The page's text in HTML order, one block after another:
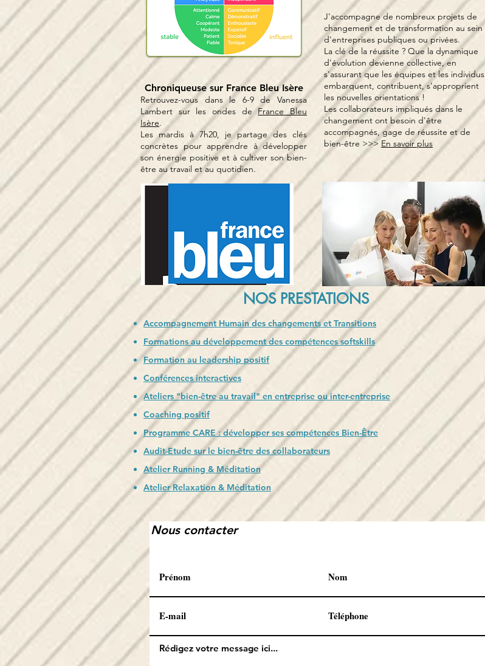
Chroniqueuse sur France Bleu Isère
Retrouvez-vous dans le 6-9 de Vanessa
Lambert sur les ondes deFrance Bleu
Isère.
Les mardis à 7h20, je partage des clés
concrètes pour apprendre à développer
son énergie positive et à cultiver son bien-
être au travail et au quotidien.
J'accompagne de nombreux projets de
changement et de transformation au sein
d'entreprises publiques ou privées.
La clé de la réussite ? Que la dynamique
d'évolution devienne collective, en
s'assurantque les équipes et les individus
embarquent, contribuent, s’approprient
les nouvelles orientations !
Les collaborateurs impliqués dans le
changement ont besoin d'être
accompagnés, gage de réussite et de
bien-être >>> En savoir plus
NOS PRESTATIONS
Accompagnement Humain des changements et Transitions
Formations au développement des compétences softskills
Formation au leadership positif
Conférences interactives
Ateliers "bien-être au travail" en entreprise ou inter-entreprise
Coaching positif
Programme CARE : développer ses compétences Bien-Être
Audit-Etude sur le bien-être des collaborateurs
Atelier Running & Méditation
Atelier Relaxation & Méditation
Nous contacter